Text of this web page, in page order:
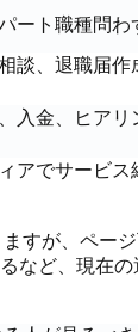
ート職種問
談、退職届作
入金、ヒアリ
アでサービス
すが、ペー
など、現在